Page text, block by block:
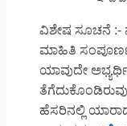
ವಿಶೇಷ ಸೂಚನೆ :-
ಮಾಹಿತಿ ಸಂಪೂರ್ಣ
ಯಾವುದೇ
ಹೆಸರಿನಲ್ಲಿ